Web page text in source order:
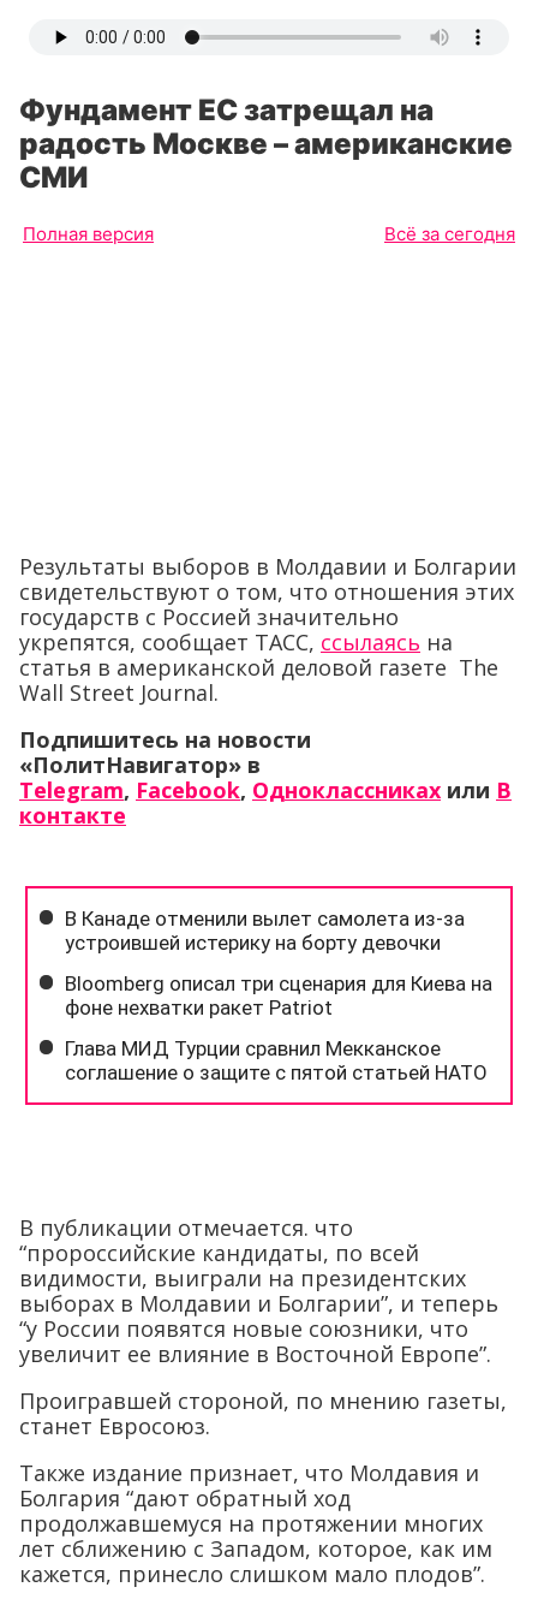
Фундамент ЕС затрещал на
радость Москве – американские
СМИ
Полная версия Всё за сегодня
Результаты выборов в Молдавии и Болгарии
свидетельствуют о том, что отношения этих
государств с Россией значительно
укрепятся, сообщает ТАСС, ссылаясь на
статья в американской деловой газете The
Wall Street Journal.
Подпишитесь на новости
«ПолитНавигатор» в
Telegram, Facebook, Одноклассниках или В
контакте
В публикации отмечается. что
“пророссийские кандидаты, по всей
видимости, выиграли на президентских
выборах в Молдавии и Болгарии”, и теперь
“у России появятся новые союзники, что
увеличит ее влияние в Восточной Европе”.
Проигравшей стороной, по мнению газеты,
станет Евросоюз.
Также издание признает, что Молдавия и
Болгария “дают обратный ход
продолжавшемуся на протяжении многих
лет сближению с Западом, которое, как им
кажется, принесло слишком мало плодов”.